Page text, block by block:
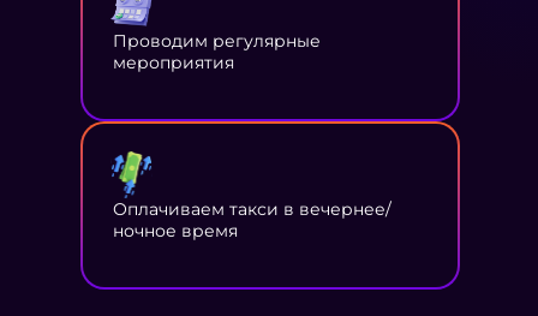
Проводим регулярные
мероприятия
Оплачиваем такси в вечернее/
ночное время